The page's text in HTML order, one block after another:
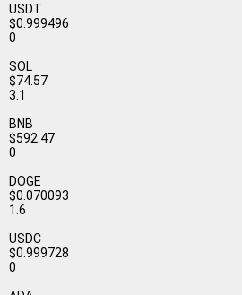
USDT
$0.999496
0
SOL
$74.57
3.1
BNB
$592.47
0
DOGE
$0.070093
1.6
USDC
$0.999728
0